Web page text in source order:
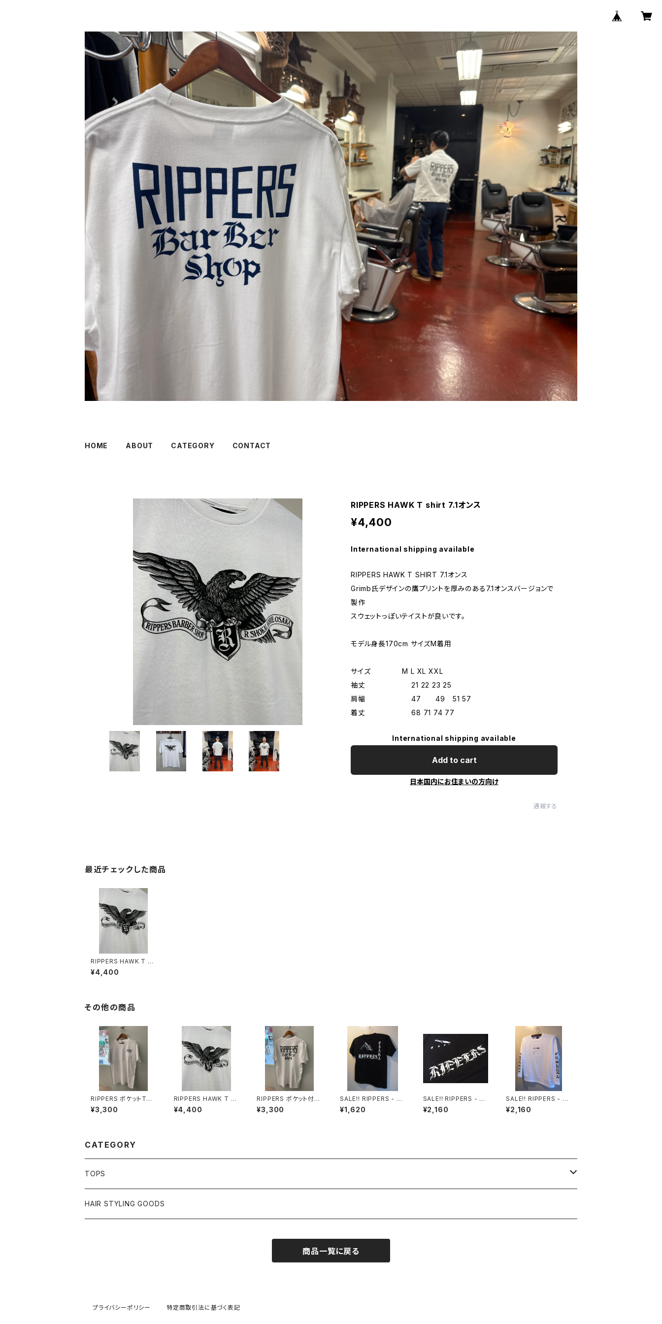
HOME ABOUT CATEGORY CONTACT
RIPPERS HAWK T shirt 7.1オンス
¥4,400
International shipping available
RIPPERS HAWK T SHIRT 7.1オンス
Grimb氏デザインの鷹プリントを厚みのある7.1オンスバージョンで
製作
スウェットっぽいテイストが良いです。
モデル身長170cm サイズM着用
サイズ M L XL XXL
袖丈 21 22 23 25
肩幅 47 49 51 57
着丈 68 71 74 77
International shipping available
Add to cart
日本国内にお住まいの方向け
通報する
最近チェックした商品
RIPPERS HAWK T sh
irt 7.1オンス
¥4,400
その他の商品
RIPPERS ポケットTシ
ャツネイビー プリント
¥3,300
RIPPERS HAWK T sh
irt 7.1オンス
¥4,400
RIPPERS ポケット付き
T ブラックプリント
¥3,300
SALE‼︎ RIPPERS - S/
S T-shirt (BLACK)
¥1,620
SALE‼︎ RIPPERS - L/
S T-shirt (BLACK)
¥2,160
SALE‼︎ RIPPERS - L/
S T-shirt (WHITE)
¥2,160
CATEGORY
TOPS
S／S Tーshirt
HAIR STYLING GOODS
商品一覧に戻る
プライバシーポリシー 特定商取引法に基づく表記